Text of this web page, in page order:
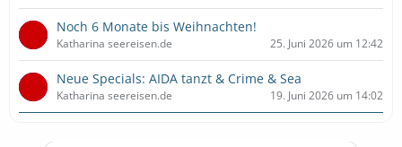
Noch 6 Monate bis Weihnachten!
Katharina seereisen.de 25. Juni 2026 um 12:42
Neue Specials: AIDA tanzt & Crime & Sea
Katharina seereisen.de 19. Juni 2026 um 14:02